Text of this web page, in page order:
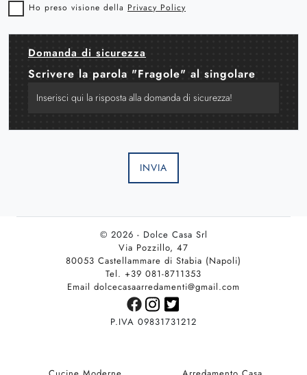
Ho preso visione della Privacy Policy
Domanda di sicurezza
Scrivere la parola "Fragole" al singolare
INVIA
© 2026 - Dolce Casa Srl
Via Pozzillo, 47
80053 Castellammare di Stabia (Napoli)
Tel. +39 081-8711353
Email dolcecasaarredamenti@gmail.com
P.IVA 09831731212